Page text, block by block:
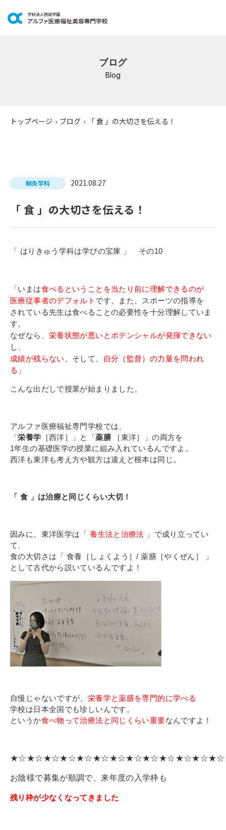
研修・講座
公共職業訓練
在校生の皆さまへ
卒業生の皆さまへ
新着情報
ブログ
コラム
お問い合わせ
教職員採用情報
その他
1号館総合受付：〒194-0022 東京都町田市森野1-7-8
TEL：042-729-1026 (平日8時30分〜17時30分)
ブログ
Blog
トップページ › ブログ › 「 食 」の大切さを伝える！
鍼灸学科 2021.08.27
「 食 」の大切さを伝える！
「 はりきゅう学科は学びの宝庫 」 その10
「いまは食べるということを当たり前に理解できるのが
医療従事者のデフォルト です、また、スポーツの指導を
されている先生は食べることの必要性を十分理解していま
す。
なぜなら、 栄養状態が悪いとポテンシャルが発揮できない
し、
成績が残らない 、そして、
自分（監督）の力量を問われ
る 」
こんな出だしで授業が始まりました。
アルファ医療福祉専門学校では、
「栄養学 ［西洋］」と「薬膳［東洋］」の両方を
1年生の基礎医学の授業に組み入れているんですよ。
西洋も東洋も考え方や観方は違えど根本は同じ。
「 食 」は治療と同じくらい大切！
因みに、東洋医学は「養生法と治療法 」で成り立ってい
て、
食の大切さは「 食養［しょくよう］/ 薬膳［やくぜん］ 」
として古代から説いているんですよ！
自慢じゃないですが、 栄養学と薬膳を専門的に学べる
学校は日本全国でも珍しいんです。
というか食べ物って治療法と同じくらい重要なんですよ！
お陰様で募集が順調で、来年度の入学枠も
残り枠が少なくなってきました